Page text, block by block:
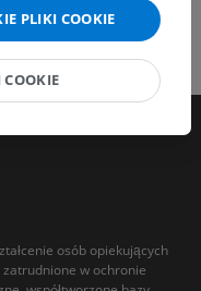
osób opiekujących
w ochronie
PLIKI COOKIE